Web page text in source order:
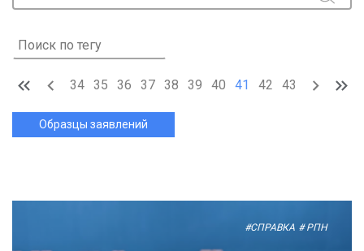
34 35 36 37 38 39 40 41 42 43
Образцы заявлений
#СПРАВКА # РПН